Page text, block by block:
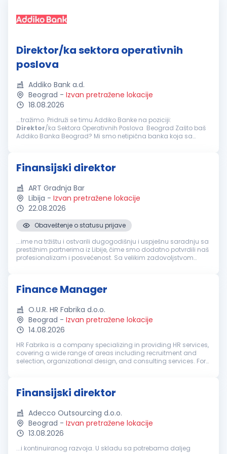
Direktor/ka sektora operativnih
poslova
Addiko Bank a.d.
Beograd - Izvan pretražene lokacije
18.08.2026
...tražimo. Pridruži se timu Addiko Banke na poziciji:
Direktor/ka Sektora Operativnih Poslova Beograd Zašto baš
Addiko Banka Beograd? Mi smo netipična banka koja sa
Finansijski direktor
ART Gradnja Bar
Libija - Izvan pretražene lokacije
22.08.2026
Obaveštenje o statusu prijave
...ime na tržištu i ostvarili dugogodišnju i uspješnu saradnju sa
prestižnim partnerima iz Libije, čime smo dodatno potvrdili naš
profesionalizam i posvećenost. Sa velikim zadovoljstvom
Finance Manager
O.U.R. HR Fabrika d.o.o.
Beograd - Izvan pretražene lokacije
14.08.2026
HR Fabrika is a company specializing in providing HR services,
covering a wide range of areas including recruitment and
selection, organizational design, and consulting services. For
Finansijski direktor
Adecco Outsourcing d.o.o.
Beograd - Izvan pretražene lokacije
13.08.2026
...i kontinuiranog razvoja. U skladu sa potrebama daljeg